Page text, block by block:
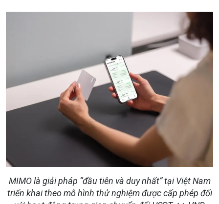
MIMO là giải pháp “đầu tiên và duy nhất” tại Việt Nam
triển khai theo mô hình thử nghiệm được cấp phép đối